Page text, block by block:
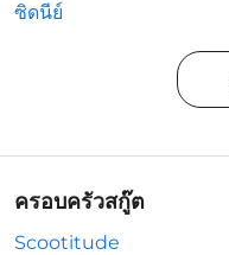
ซิดนีย์
ครอบครัวสกู๊ต
Scootitude